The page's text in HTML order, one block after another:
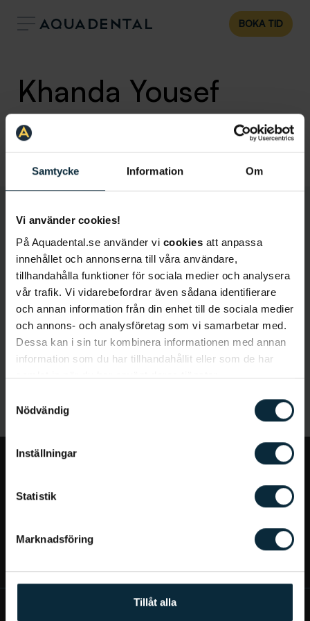
Samtycke Information Om
Vi använder cookies!
På Aquadental.se använder vi cookies att anpassa
innehållet och annonserna till våra användare,
tillhandahålla funktioner för sociala medier och analysera
vår trafik. Vi vidarebefordrar även sådana identifierare
och annan information från din enhet till de sociala medier
och annons- och analysföretag som vi samarbetar med.
Dessa kan i sin tur kombinera informationen med annan
information som du har tillhandahållit eller som de har
samlat in när du har använt deras tjänster.
Nödvändig
Inställningar
Statistik
Marknadsföring
Tillåt alla
BOKA TID
Khanda Yousef
Tandhygienist
Klinik: